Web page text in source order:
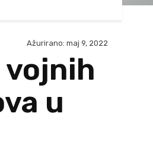
Ažurirano: maj 9, 2022
vojnih
u